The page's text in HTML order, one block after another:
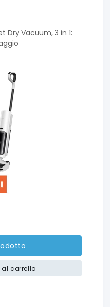
Dry Vacuum, 3 in 1:
carrello